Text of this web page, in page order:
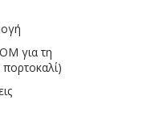
για τη